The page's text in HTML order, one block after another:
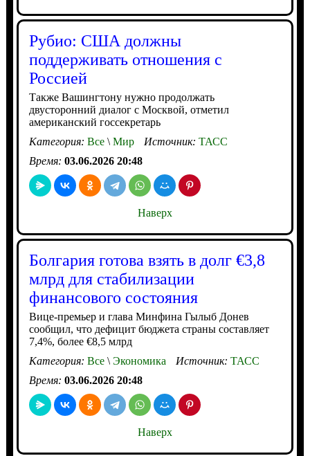
Рубио: США должны
поддерживать отношения с
Россией
Также Вашингтону нужно продолжать
двусторонний диалог с Москвой, отметил
американский госсекретарь
Категория: Все\Мир Источник: ТАСС
Время: 03.06.2026 20:48
Наверх
Болгария готова взять в долг €3,8
млрд для стабилизации
финансового состояния
Вице-премьер и глава Минфина Гылыб Донев
сообщил, что дефицит бюджета страны составляет
7,4%, более €8,5 млрд
Категория: Все\Экономика Источник: ТАСС
Время: 03.06.2026 20:48
Наверх